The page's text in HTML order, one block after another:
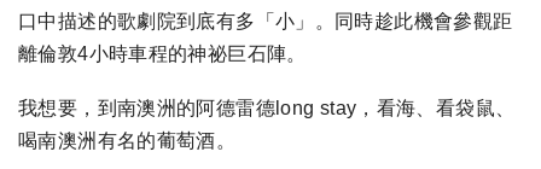
口中描述的歌劇院到底有多「小」。同時趁此機會參觀距
離倫敦4小時車程的神祕巨石陣。
我想要，到南澳洲的阿德雷德long stay，看海、看袋鼠、
喝南澳洲有名的葡萄酒。